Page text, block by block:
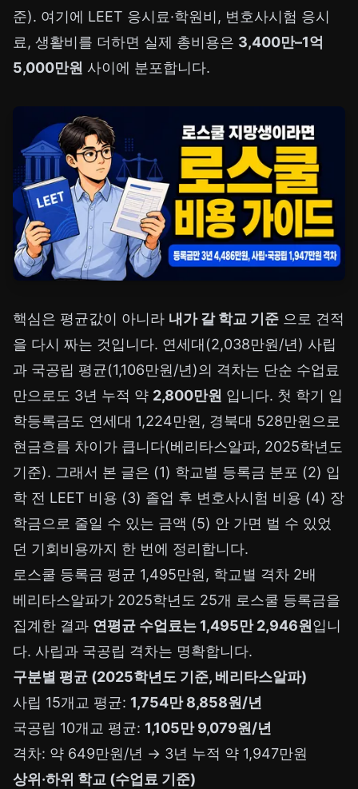
준). 여기에 LEET 응시료·학원비, 변호사시험 응시
료, 생활비를 더하면 실제 총비용은 3,400만–1억
5,000만원 사이에 분포합니다.
핵심은 평균값이 아니라 내가 갈 학교 기준 으로 견적
을 다시 짜는 것입니다. 연세대(2,038만원/년) 사립
과 국공립 평균(1,106만원/년)의 격차는 단순 수업료
만으로도 3년 누적 약 2,800만원 입니다. 첫 학기 입
학등록금도 연세대 1,224만원, 경북대 528만원으로
현금흐름 차이가 큽니다(베리타스알파, 2025학년도
기준). 그래서 본 글은 (1) 학교별 등록금 분포 (2) 입
학 전 LEET 비용 (3) 졸업 후 변호사시험 비용 (4) 장
학금으로 줄일 수 있는 금액 (5) 안 가면 벌 수 있었
던 기회비용까지 한 번에 정리합니다.
로스쿨 등록금 평균 1,495만원, 학교별 격차 2배
베리타스알파가 2025학년도 25개 로스쿨 등록금을
집계한 결과 연평균 수업료는 1,495만 2,946원입니
다. 사립과 국공립 격차는 명확합니다.
구분별 평균 (2025학년도 기준, 베리타스알파)
사립 15개교 평균: 1,754만 8,858원/년
국공립 10개교 평균: 1,105만 9,079원/년
격차: 약 649만원/년 → 3년 누적 약 1,947만원
상위·하위 학교 (수업료 기준)